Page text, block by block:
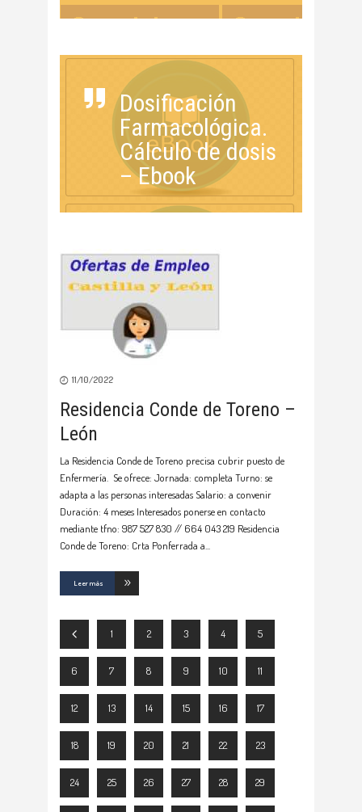
Dosificación
Farmacológica.
Cálculo de dosis
– Ebook
11/10/2022
Residencia Conde de Toreno –
León
La Residencia Conde de Toreno precisa cubrir puesto de
Enfermería. Se ofrece: Jornada: completa Turno: se
adapta a las personas interesadas Salario: a convenir
Duración: 4 meses Interesados ponerse en contacto
mediante tfno: 987 527 830 // 664 043 219 Residencia
Conde de Toreno: Crta Ponferrada a
Leer más
1 2 3 4 5
6 7 8 9 10 11
12 13 14 15 16 17
18 19 20 21 22 23
24 25 26 27 28 29